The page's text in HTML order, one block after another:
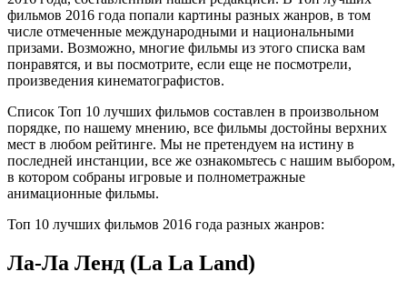
фильмов 2016 года попали картины разных жанров, в том
числе отмеченные международными и национальными
призами. Возможно, многие фильмы из этого списка вам
понравятся, и вы посмотрите, если еще не посмотрели,
произведения кинематографистов.
Список Топ 10 лучших фильмов составлен в произвольном
порядке, по нашему мнению, все фильмы достойны верхних
мест в любом рейтинге. Мы не претендуем на истину в
последней инстанции, все же ознакомьтесь с нашим выбором,
в котором собраны игровые и полнометражные
анимационные фильмы.
Топ 10 лучших фильмов 2016 года разных жанров:
Ла-Ла Ленд (La La Land)